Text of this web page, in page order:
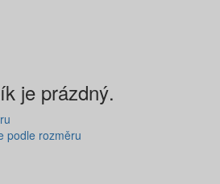
je prázdný.
podle rozměru